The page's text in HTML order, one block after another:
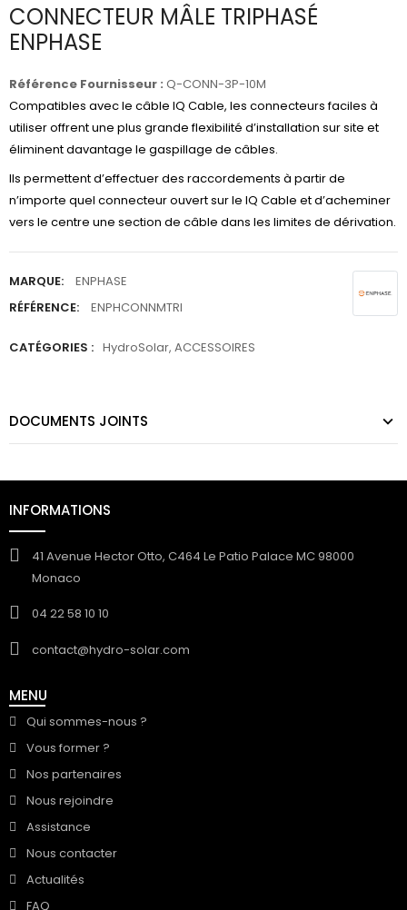
CONNECTEUR MÂLE TRIPHASÉ
ENPHASE
Référence Fournisseur : Q-CONN-3P-10M
Compatibles avec le câble IQ Cable, les connecteurs faciles à
utiliser offrent une plus grande flexibilité d’installation sur site et
éliminent davantage le gaspillage de câbles.
Ils permettent d’effectuer des raccordements à partir de
n’importe quel connecteur ouvert sur le IQ Cable et d’acheminer
vers le centre une section de câble dans les limites de dérivation.
MARQUE:
ENPHASE
RÉFÉRENCE:
ENPHCONNMTRI
CATÉGORIES : HydroSolar, ACCESSOIRES
DOCUMENTS JOINTS
INFORMATIONS
41 Avenue Hector Otto, C464 Le Patio Palace MC 98000
Monaco
04 22 58 10 10
contact@hydro-solar.com
MENU
Qui sommes-nous ?
Vous former ?
Nos partenaires
Nous rejoindre
Assistance
Nous contacter
Actualités
FAQ